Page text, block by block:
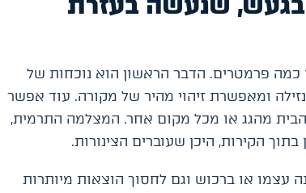
פרמטרים. הדבר הראשון הוא נוכחות של
ומאפשרת זיהוי מהיר של מקורה. עוד אפשר
הבית מהגג או מכל מקום אחר. המצלמה התרמית,
הקירות, היכן שעוברים הצינורות.
עצמו או ברכוש וגם לחסוך הוצאות מיותרות